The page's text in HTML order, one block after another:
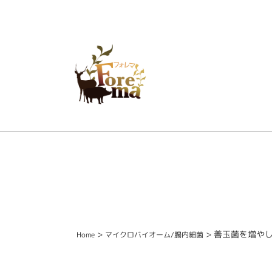
Home> マイクロバイオーム/腸内細菌> 善玉菌を増や